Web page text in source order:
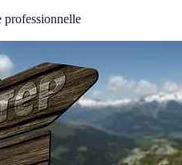
professionnelle